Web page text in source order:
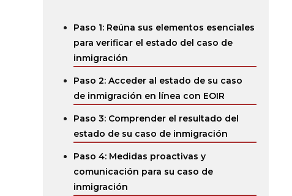
Paso 1: Reúna sus elementos esenciales
para verificar el estado del caso de
inmigración
Paso 2: Acceder al estado de su caso
de inmigración en línea con EOIR
Paso 3: Comprender el resultado del
estado de su caso de inmigración
Paso 4: Medidas proactivas y
comunicación para su caso de
inmigración